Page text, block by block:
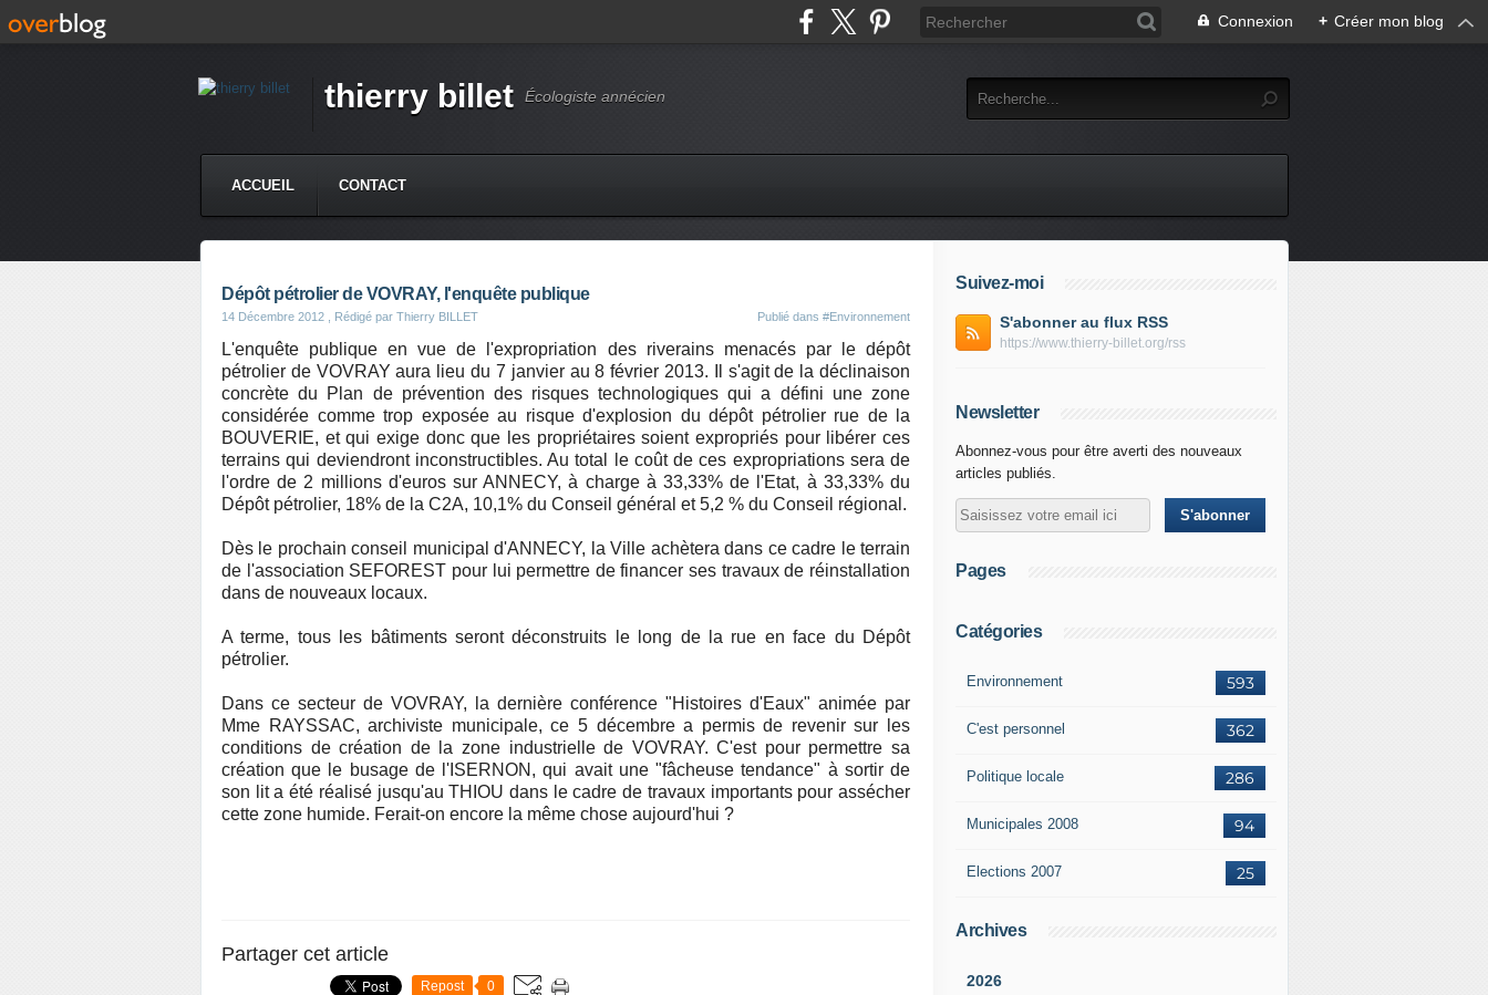
Connexion + Créer mon blog
thierry billet Écologiste annécien
ACCUEIL CONTACT
Dépôt pétrolier de VOVRAY, l'enquête publique
14 Décembre 2012 , Rédigé par Thierry BILLET Publié dans #Environnement
L'enquête publique en vue de l'expropriation des riverains menacés par le dépôt
pétrolier de VOVRAY aura lieu du 7 janvier au 8 février 2013. Il s'agit de la déclinaison
concrète du Plan de prévention des risques technologiques qui a défini une zone
considérée comme trop exposée au risque d'explosion du dépôt pétrolier rue de la
BOUVERIE, et qui exige donc que les propriétaires soient expropriés pour libérer ces
terrains qui deviendront inconstructibles. Au total le coût de ces expropriations sera de
l'ordre de 2 millions d'euros sur ANNECY, à charge à 33,33% de l'Etat, à 33,33% du
Dépôt pétrolier, 18% de la C2A, 10,1% du Conseil général et 5,2 % du Conseil régional.
Dès le prochain conseil municipal d'ANNECY, la Ville achètera dans ce cadre le terrain
de l'association SEFOREST pour lui permettre de financer ses travaux de réinstallation
dans de nouveaux locaux.
A terme, tous les bâtiments seront déconstruits le long de la rue en face du Dépôt
pétrolier.
Dans ce secteur de VOVRAY, la dernière conférence "Histoires d'Eaux" animée par
Mme RAYSSAC, archiviste municipale, ce 5 décembre a permis de revenir sur les
conditions de création de la zone industrielle de VOVRAY. C'est pour permettre sa
création que le busage de l'ISERNON, qui avait une "fâcheuse tendance" à sortir de
son lit a été réalisé jusqu'au THIOU dans le cadre de travaux importants pour assécher
cette zone humide. Ferait-on encore la même chose aujourd'hui ?
Partager cet article
Repost 0
Suivez-moi
S'abonner au flux RSS
https://www.thierry-billet.org/rss
Newsletter
Abonnez-vous pour être averti des nouveaux
articles publiés.
Pages
Catégories
593
Environnement
362
C'est personnel
286
Politique locale
94
Municipales 2008
25
Elections 2007
Archives
2026